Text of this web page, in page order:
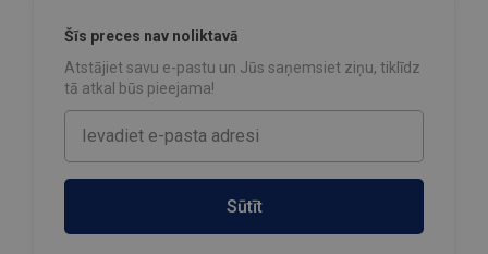
Šīs preces nav noliktavā
Atstājiet savu e-pastu un Jūs saņemsiet ziņu, tiklīdz
tā atkal būs pieejama!
Sūtīt